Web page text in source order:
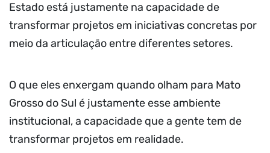
Estado está justamente na capacidade de
transformar projetos em iniciativas concretas por
meio da articulação entre diferentes setores.
O que eles enxergam quando olham para Mato
Grosso do Sul é justamente esse ambiente
institucional, a capacidade que a gente tem de
transformar projetos em realidade.